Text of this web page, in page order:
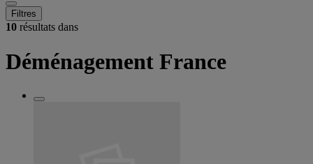
Filtres
10 résultats dans
Déménagement France